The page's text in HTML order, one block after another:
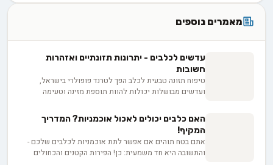
מאמרים נוספים
עדשים לכלבים - יתרונות תזונתיים ואזהרות
חשובות
טיפוח תזונה טבעית לכלב הפך לטרנד פופולרי בישראל,
ועדשים מבושלות יכולות להוות תוספת מזינה וטעימה
להכין עדשים בצורה נכונה, מהן הכמויות המומלצות וכיצד
להימנע מבעיות פוטנציאליות.
האם כלבים יכולים לאכול אוכמניות? המדריך
המקיף!
אתם בטח תוהים אם אפשר לתת אוכמניות לכלבים שלכם -
והתשובה היא חד משמעית: כן! הפירות הקטנים והכחולים